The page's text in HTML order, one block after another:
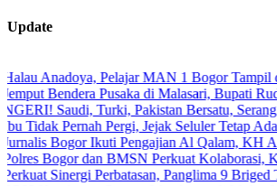
Update
Pelajar MAN 1 Bogor Tampil di Kategori
Pusaka di Malasari, Bupati Rudy
Turki, Pakistan Bersatu, Serang Satu
Pergi, Jejak Seluler Tetap Ada dalam
Ikuti Pengajian Al Qalam, KH Achmad
dan BMSN Perkuat Kolaborasi, Kapolres
Perbatasan, Panglima 9 Briged TDM